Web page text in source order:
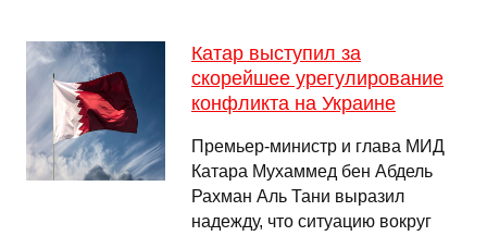
Катар выступил за
скорейшее урегулирование
конфликта на Украине
Премьер-министр и глава МИД
Катара Мухаммед бен Абдель
Рахман Аль Тани выразил
надежду, что ситуацию вокруг